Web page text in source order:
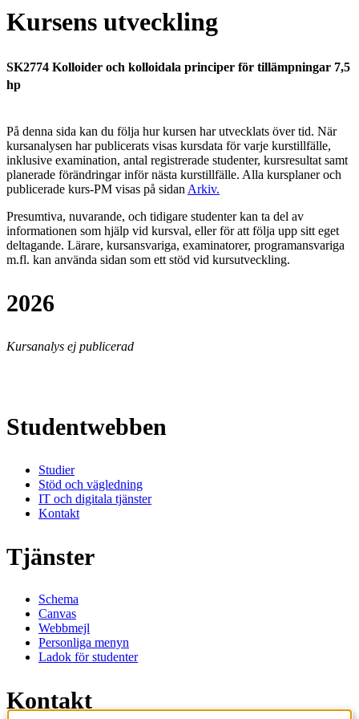
Kursens utveckling
SK2774 Kolloider och kolloidala principer för tillämpningar 7,5
hp
På denna sida kan du följa hur kursen har utvecklats över tid. När
kursanalysen har publicerats visas kursdata för varje kurstillfälle,
inklusive examination, antal registrerade studenter, kursresultat samt
planerade förändringar inför nästa kurstillfälle. Alla kursplaner och
publicerade kurs-PM visas på sidan Arkiv.
Presumtiva, nuvarande, och tidigare studenter kan ta del av
informationen som hjälp vid kursval, eller för att följa upp sitt eget
deltagande. Lärare, kursansvariga, examinatorer, programansvariga
m.fl. kan använda sidan som ett stöd vid kursutveckling.
2026
Kursanalys ej publicerad
Studentwebben
Studier
Stöd och vägledning
IT och digitala tjänster
Kontakt
Tjänster
Schema
Canvas
Webbmejl
Personliga menyn
Ladok för studenter
Kontakt